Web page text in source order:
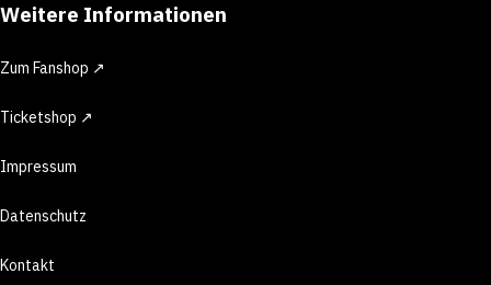
Weitere Informationen
Zum Fanshop ↗
Ticketshop ↗
Impressum
Datenschutz
Kontakt